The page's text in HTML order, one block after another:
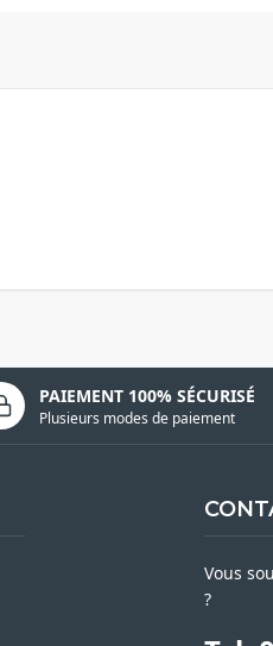
PAIEMENT 100% SÉCURISÉ
Plusieurs modes de paiement
Vous
?